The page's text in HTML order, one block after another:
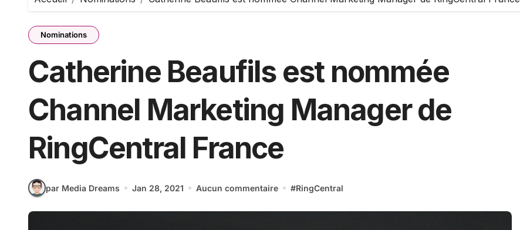
Nominations
Catherine Beaufils est nommée
Channel Marketing Manager de
RingCentral France
par Media Dreams Jan 28, 2021 Aucun commentaire #RingCentral